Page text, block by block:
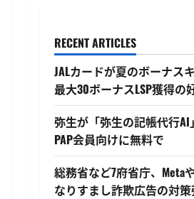
RECENT ARTICLES
JALカードが夏のボーナス
最大30ボーナスLSP獲得の
弥生が「弥生の記帳代行AI
PAP会員向けに無料で
総務省など7府省庁、Meta
なりすまし詐欺広告の対